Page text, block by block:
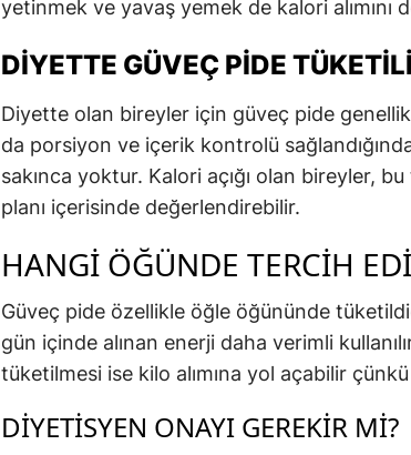
yetinmek ve yavaş yemek de kalori alımını
DIYETTE GÜVEÇ PIDE
Diyette olan bireyler için güveç pide
da porsiyon ve içerik kontrolü
sakınca yoktur. Kalori açığı olan bireyler,
planı içerisinde değerlendirebilir.
HANGI ÖĞÜNDE TERCIH
Güveç pide özellikle öğle öğününde
gün içinde alınan enerji daha verimli
tüketilmesi ise kilo alımına yol açabilir
DIYETISYEN ONAYI GEREKIR MI?